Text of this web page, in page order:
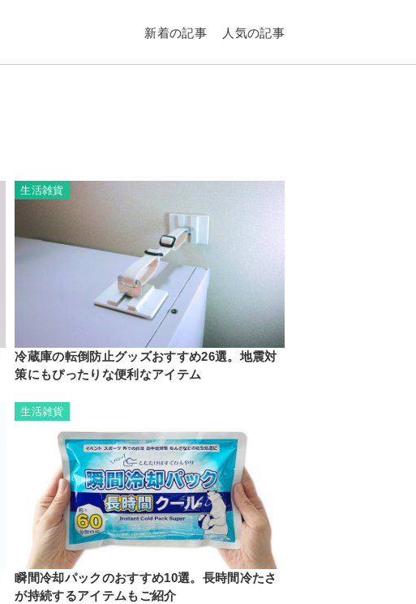
新着の記事 人気の記事
生活雑貨
冷蔵庫の転倒防止グッズおすすめ26選。地震対
策にもぴったりな便利なアイテム
生活雑貨
瞬間冷却パックのおすすめ10選。長時間冷たさ
が持続するアイテムもご紹介